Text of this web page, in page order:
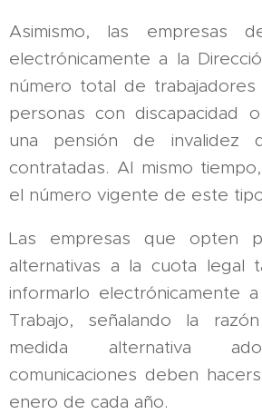
Asimismo, las empresas
electrónicamente a la
número total de
personas con discapacidad
una pensión de invalidez
contratadas. Al mismo
el número vigente de este
Las empresas que opten
alternativas a la cuota legal
informarlo electrónicamente
Trabajo, señalando la
medida alternativa
comunicaciones deben
enero de cada año.